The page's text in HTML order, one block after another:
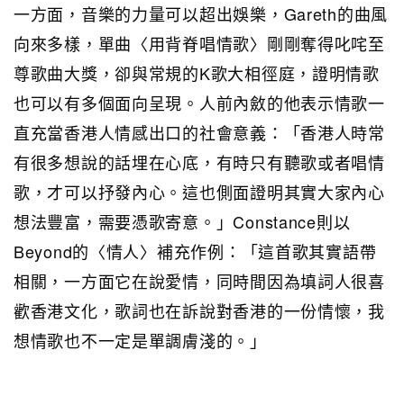
一方面，音樂的力量可以超出娛樂，Gareth的曲風
向來多樣，單曲〈用背脊唱情歌〉剛剛奪得叱咤至
尊歌曲大獎，卻與常規的K歌大相徑庭，證明情歌
也可以有多個面向呈現。人前內斂的他表示情歌一
直充當香港人情感出口的社會意義：「香港人時常
有很多想說的話埋在心底，有時只有聽歌或者唱情
歌，才可以抒發內心。這也側面證明其實大家內心
想法豐富，需要憑歌寄意。」Constance則以
Beyond的〈情人〉補充作例：「這首歌其實語帶
相關，一方面它在說愛情，同時間因為填詞人很喜
歡香港文化，歌詞也在訴說對香港的一份情懷，我
想情歌也不一定是單調膚淺的。」